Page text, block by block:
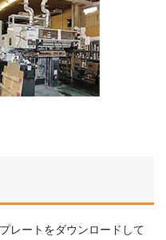
レートをダウンロードして